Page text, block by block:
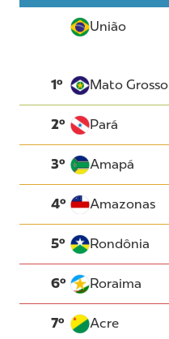
União
1º Mato Grosso
2º Pará
3º Amapá
4º Amazonas
5º Rondônia
6º Roraima
7º Acre